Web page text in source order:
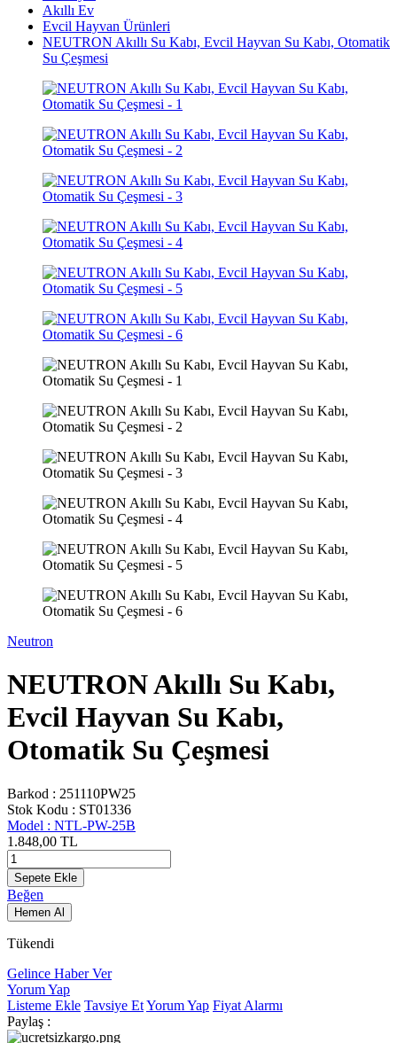
Akıllı Ev
Evcil Hayvan Ürünleri
NEUTRON Akıllı Su Kabı, Evcil Hayvan Su Kabı, Otomatik
Su Çeşmesi
Neutron
NEUTRON Akıllı Su Kabı,
Evcil Hayvan Su Kabı,
Otomatik Su Çeşmesi
Barkod : 251110PW25
Stok Kodu : ST01336
Model : NTL-PW-25B
1.848,00 TL
Sepete Ekle
Beğen
Hemen Al
Tükendi
Gelince Haber Ver
Yorum Yap
Listeme Ekle Tavsiye EtYorum Yap Fiyat Alarmı
Paylaş :